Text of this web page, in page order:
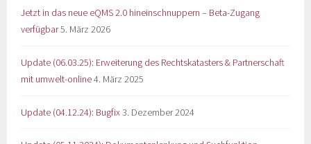
Jetzt in das neue eQMS 2.0 hineinschnuppern – Beta-Zugang
verfügbar5. März 2026
Update (06.03.25): Erweiterung des Rechtskatasters & Partnerschaft
mit umwelt-online4. März 2025
Update (04.12.24): Bugfix 3. Dezember 2024